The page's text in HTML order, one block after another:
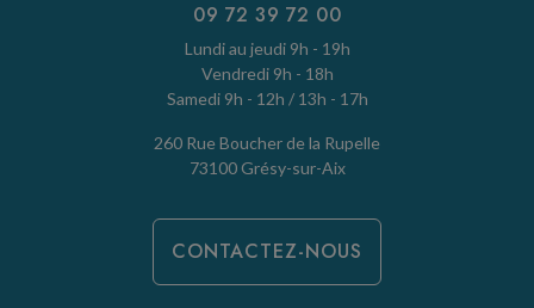
09 72 39 72 00
Lundi au jeudi 9h - 19h
Vendredi 9h - 18h
Samedi 9h - 12h / 13h - 17h
260 Rue Boucher de la Rupelle
73100 Grésy-sur-Aix
CONTACTEZ-NOUS